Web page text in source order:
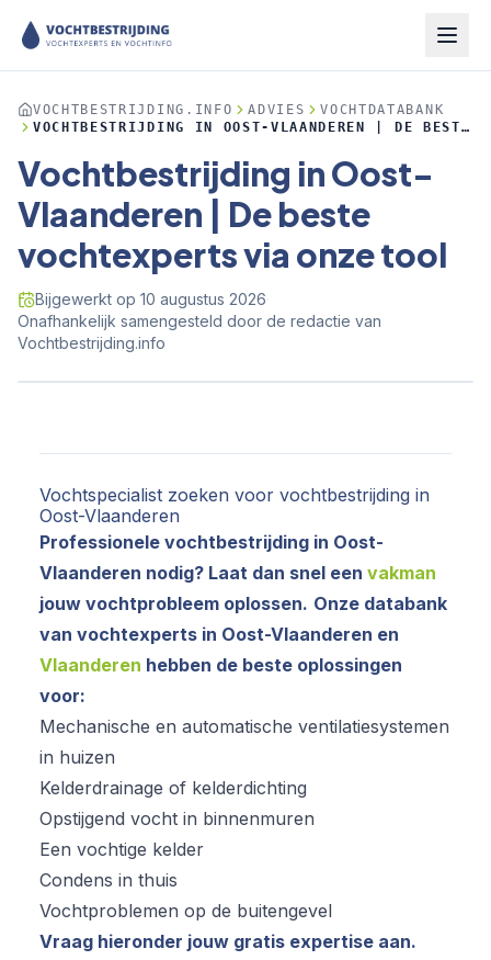
VOCHTBESTRIJDING.INFO ADVIES
VOCHTDATABANK
VOCHTBESTRIJDING IN OOST-VLAANDEREN | DE BESTE
Vochtbestrijding in Oost-
Vlaanderen | De beste
vochtexperts via onze tool
Bijgewerkt op 10 augustus 2026·
Onafhankelijk samengesteld door de redactie van
Vochtbestrijding.info
Vochtspecialist zoeken voor vochtbestrijding in
Oost-Vlaanderen
Professionele vochtbestrijding in Oost-
Vlaanderen nodig? Laat dan snel een vakman
jouw vochtprobleem oplossen. Onze databank
van vochtexperts in Oost-Vlaanderen en
Vlaanderen hebben de beste oplossingen
voor:
Mechanische en automatische ventilatiesystemen
in huizen
Kelderdrainage of kelderdichting
Opstijgend vocht in binnenmuren
Een vochtige kelder
Condens in thuis
Vochtproblemen op de buitengevel
Vraag hieronder jouw gratis expertise aan.